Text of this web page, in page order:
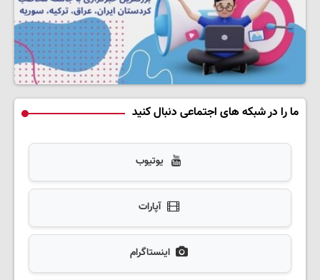
ما را در شبکه های اجتماعی دنبال کنید
یوتیوب
آپارات
اینستاگرام